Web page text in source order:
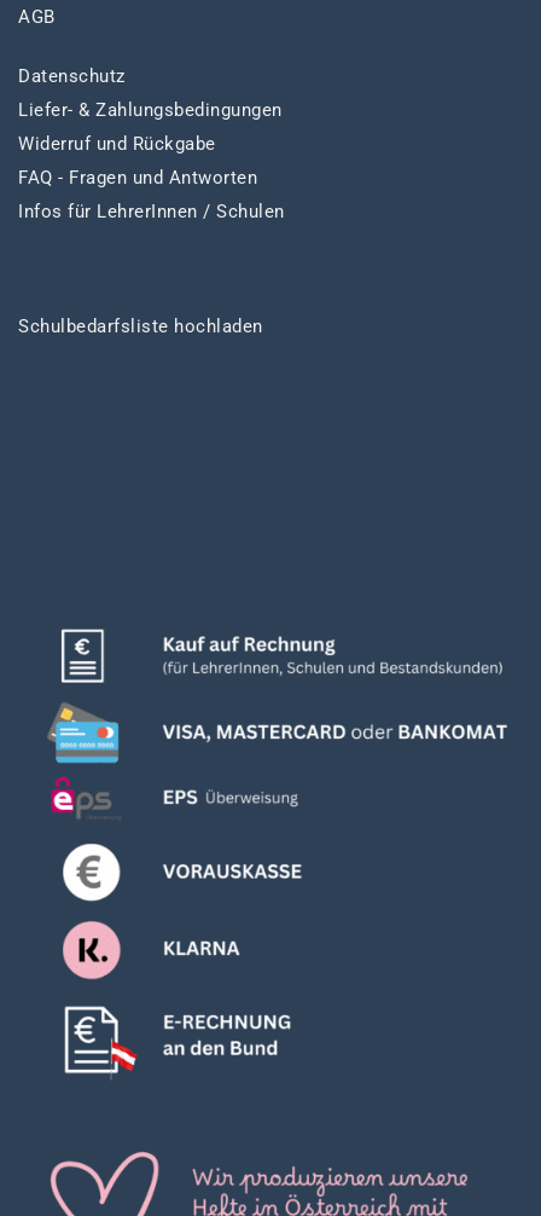
AGB
Datenschutz
Liefer- & Zahlungsbedingungen
Widerruf und Rückgabe
FAQ - Fragen und Antworten
Infos für LehrerInnen / Schulen
Schulbedarfsliste hochladen